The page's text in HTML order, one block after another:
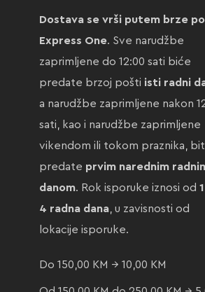
Dostava se vrši putem brze
Express One. Sve narudžbe
zaprimljene do 12:00 sati biće
predate brzoj pošti isti radni
a narudžbe zaprimljene nakon
sati, kao i narudžbe zaprimljene
vikendom ili tokom praznika,
predate prvim narednim
danom. Rok isporuke iznosi od
4 radna dana, u zavisnosti od
lokacije isporuke.
Do 150,00 KM → 10,00 KM